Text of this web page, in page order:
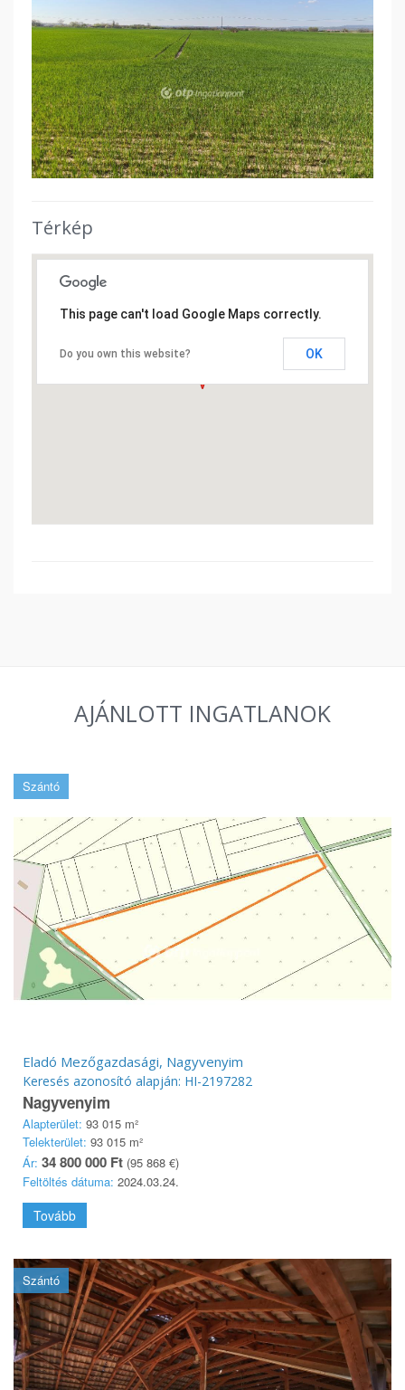
Térkép
This page can't load Google Maps correctly.
Do you own this website? OK
AJÁNLOTT INGATLANOK
Szántó
Eladó Mezőgazdasági, Nagyvenyim
Keresés azonosító alapján: HI-2197282
Nagyvenyim
Alapterület: 93 015 m²
Telekterület: 93 015 m²
Ár: 34 800 000 Ft (95 868 €)
Feltöltés dátuma: 2024.03.24.
Tovább
Szántó